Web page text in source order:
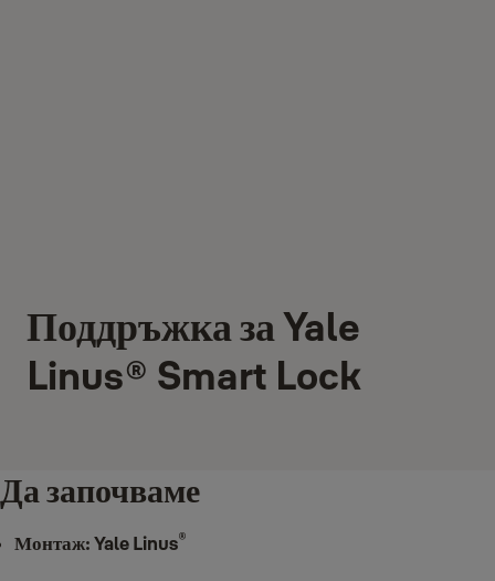
Поддръжка за Yale
Linus® Smart Lock
Да започваме
Монтаж: Yale Linus®